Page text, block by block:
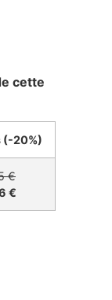
cette
(-20%)
€
€